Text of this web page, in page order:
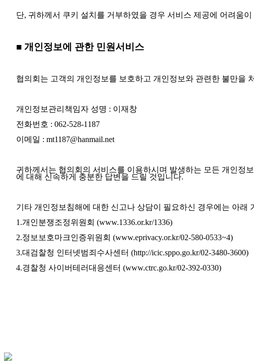
단, 귀하께서 쿠키 설치를 거부하였을 경우 서비스 제공에 어려움
■ 개인정보에 관한 민원서비스
협의회는 고객의 개인정보를 보호하고 개인정보와 관련한 불만을
개인정보관리책임자 성명 : 이재창
전화번호 : 062-528-1187
이메일 : mt1187@hanmail.net
귀하께서는 협의회의 서비스를 이용하시며 발생하는 모든 개인정
에 대해 신속하게 충분한 답변을 드릴 것입니다.
기타 개인정보침해에 대한 신고나 상담이 필요하신 경우에는 아래
1.개인분쟁조정위원회 (www.1336.or.kr/1336)
2.정보보호마크인증위원회 (www.eprivacy.or.kr/02-580-0533~4)
3.대검찰청 인터넷범죄수사센터 (http://icic.sppo.go.kr/02-3480-3600)
4.경찰청 사이버테러대응센터 (www.ctrc.go.kr/02-392-0330)